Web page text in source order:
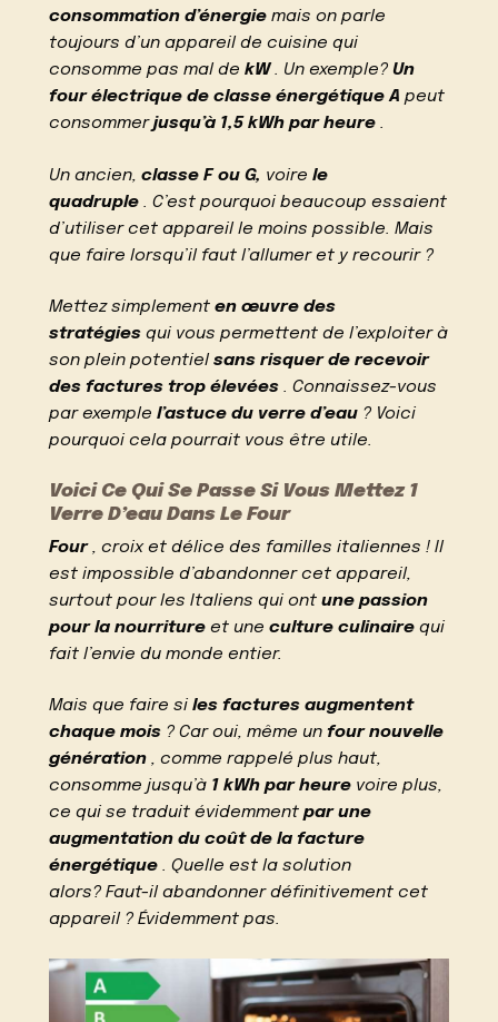
consommation d’énergie mais on parle
toujours d’un appareil de cuisine qui
consomme pas mal dekW. Un exemple?Un
four électrique de classe énergétique A peut
consommerjusqu’à 1,5 kWh par heure .
Un ancien,classe F ou G, voirele
quadruple . C’est pourquoi beaucoup essaient
d’utiliser cet appareil le moins possible. Mais
que faire lorsqu’il faut l’allumer et y recourir ?
Mettez simplementen œuvre des
stratégies qui vous permettent de l’exploiter à
son plein potentielsans risquer de recevoir
des factures trop élevées . Connaissez-vous
par exemplel’astuce du verre d’eau ? Voici
pourquoi cela pourrait vous être utile.
Voici Ce Qui Se Passe Si Vous Mettez 1
Verre D’eau Dans Le Four
Four, croix et délice des familles italiennes ! Il
est impossible d’abandonner cet appareil,
surtout pour les Italiens qui ontune passion
pour la nourriture et uneculture culinaire qui
fait l’envie du monde entier.
Mais que faire siles factures augmentent
chaque mois ? Car oui, même unfour nouvelle
génération , comme rappelé plus haut,
consomme jusqu’à 1 kWh par heure voire plus,
ce qui se traduit évidemmentpar une
augmentation du coût de la facture
énergétique . Quelle est la solution
alors? Faut-il abandonner définitivement cet
appareil ? Évidemment pas.